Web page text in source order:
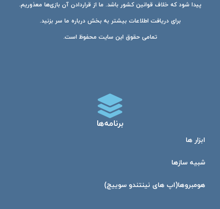
پیدا شود که خلاف قوانین کشور باشد. ما از قراردادن آن بازی‌ها معذوریم.
برای دریافت اطلاعات بیشتر به بخش درباره ما سر بزنید.
تمامی حقوق این سایت محفوظ است.
برنامه‌ها
ابزار ها
شبیه ساز‌ها
هومبرو‌ها(اپ های نینتندو سوییچ)